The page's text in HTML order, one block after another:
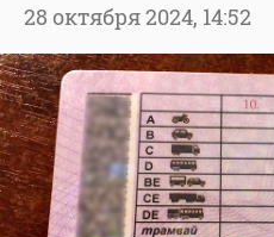
28 октября 2024, 14:52